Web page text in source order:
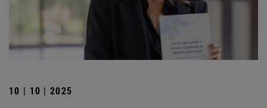
10 | 10 | 2025